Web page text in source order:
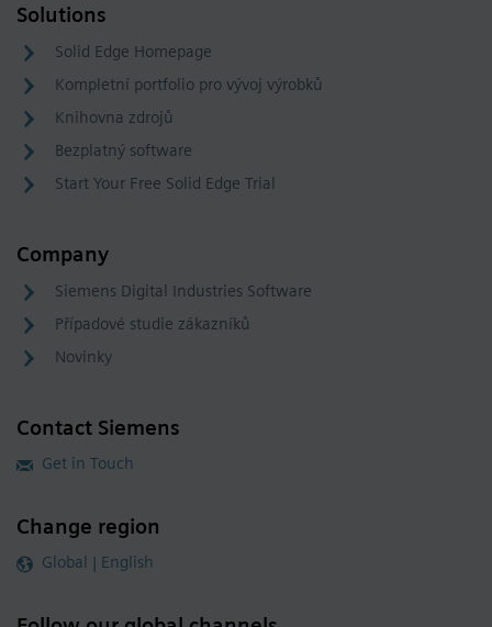
Solutions
Solid Edge Homepage
Kompletní portfolio pro vývoj výrobků
Knihovna zdrojů
Bezplatný software
Start Your Free Solid Edge Trial
Company
Siemens Digital Industries Software
Případové studie zákazníků
Novinky
Contact Siemens
Get in Touch
Change region
Global | English